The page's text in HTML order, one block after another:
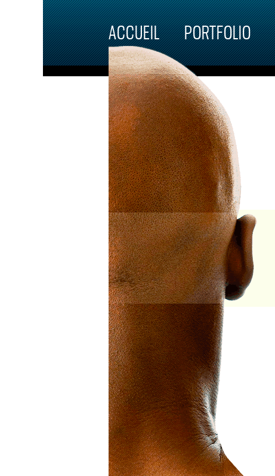
Skip to main content
ACCUEIL PORTFOLIO